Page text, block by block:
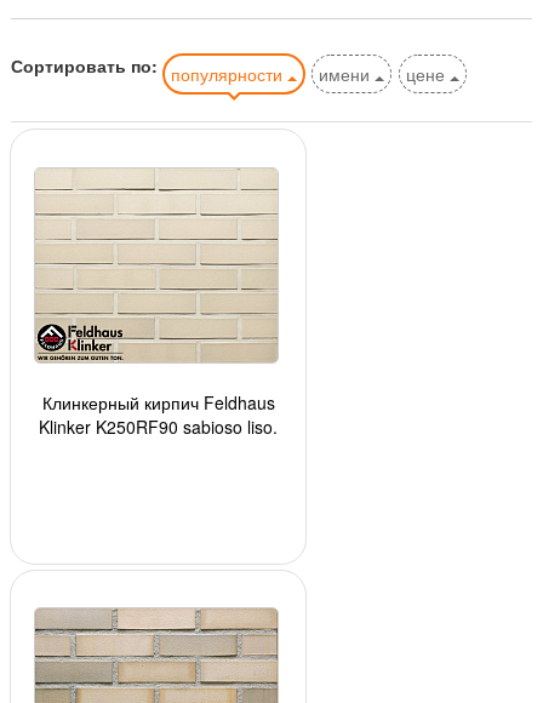
Сортировать по: популярности имени цене
Клинкерный кирпич Feldhaus
Klinker K250RF90 sabioso liso,